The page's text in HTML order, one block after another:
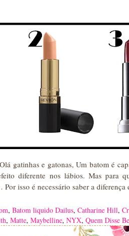
gatinhas e gatonas, Um batom é
diferente nos lábios. Mas para
isso é necessário saber a
, Batom liquido Dailus, Catharine Hill,
, Matte, Maybelline, NYX, Quem Disse